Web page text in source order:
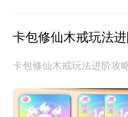
卡包修仙木戒玩法
卡包修仙木戒玩法进阶攻